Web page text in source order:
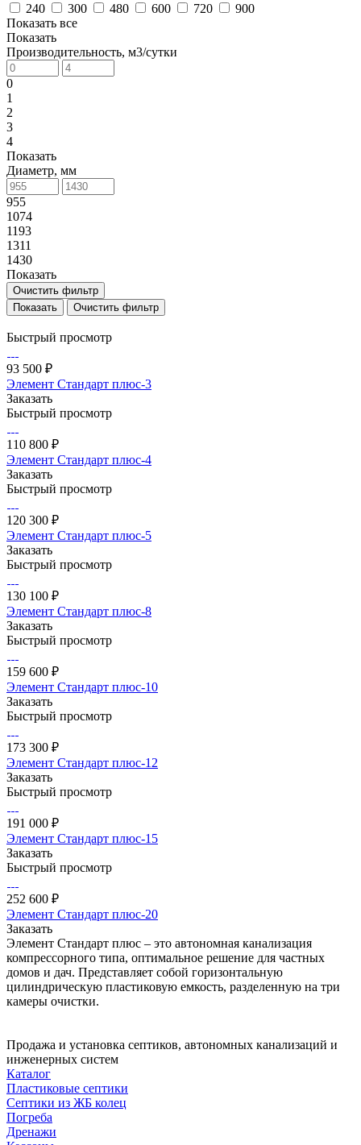
240
300 480 600 720
900
Показать все
Показать
Производительность, м3/сутки
0
1
2
3
4
Показать
Диаметр, мм
955
1074
1193
1311
1430
Показать
Очистить фильтр
Очистить фильтр
Быстрый просмотр
93 500 ₽
Элемент Стандарт плюс-3
Заказать
Быстрый просмотр
110 800 ₽
Элемент Стандарт плюс-4
Заказать
Быстрый просмотр
120 300 ₽
Элемент Стандарт плюс-5
Заказать
Быстрый просмотр
130 100 ₽
Элемент Стандарт плюс-8
Заказать
Быстрый просмотр
159 600 ₽
Элемент Стандарт плюс-10
Заказать
Быстрый просмотр
173 300 ₽
Элемент Стандарт плюс-12
Заказать
Быстрый просмотр
191 000 ₽
Элемент Стандарт плюс-15
Заказать
Быстрый просмотр
252 600 ₽
Элемент Стандарт плюс-20
Заказать
Элемент Стандарт плюс – это автономная канализация
компрессорного типа, оптимальное решение для частных
домов и дач. Представляет собой горизонтальную
цилиндрическую пластиковую емкость, разделенную на три
камеры очистки.
Продажа и установка септиков, автономных канализаций и
инженерных систем
Каталог
Пластиковые септики
Септики из ЖБ колец
Погреба
Дренажи